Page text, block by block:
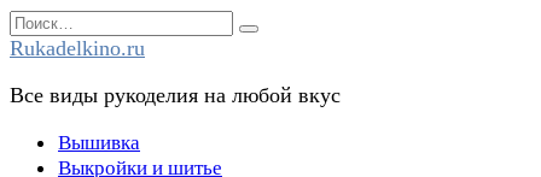
Перейти
к
Search
for:
Rukadelkino.ru
Все виды рукоделия на любой вкус
Вышивка
Выкройки и шитье